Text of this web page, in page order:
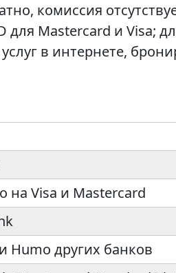
комиссия
для Mastercard и Visa;
в интернете,
на Visa и Mastercard
Humo других банков